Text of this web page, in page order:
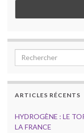
Search for:
ARTICLES RÉCENTS
HYDROGÈNE : LE
LA FRANCE